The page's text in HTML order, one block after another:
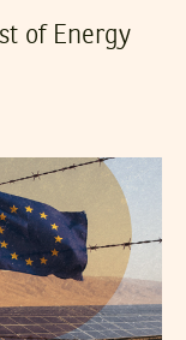
of Energy